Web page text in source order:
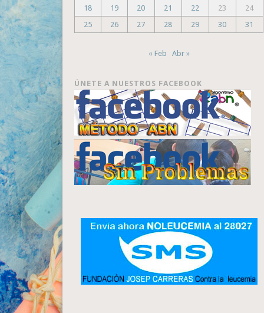
18
19 20 21 22 23
24
25
26 27 28 29 30 31
« Feb Abr »
ÚNETE A NUESTROS FACEBOOK